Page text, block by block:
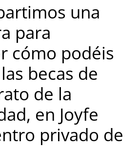
una
para
cómo podéis
becas de
de la
en Joyfe
privado de